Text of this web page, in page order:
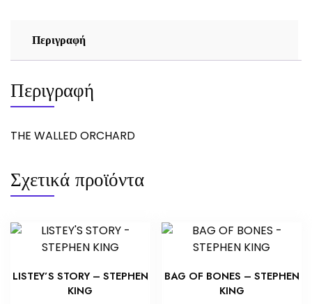
Περιγραφή
Περιγραφή
THE WALLED ORCHARD
Σχετικά προϊόντα
LISTEY’S STORY – STEPHEN
KING
BAG OF BONES – STEPHEN
KING